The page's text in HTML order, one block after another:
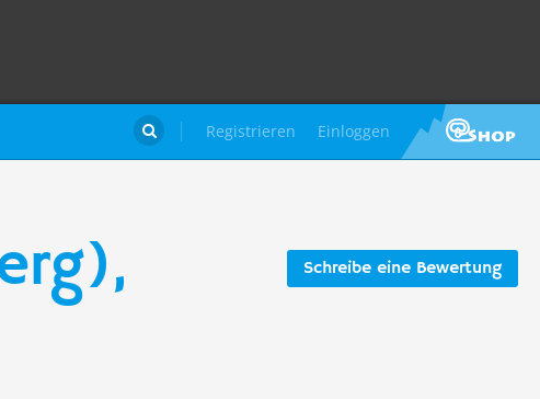
Registrieren Einloggen

Schreibe eine Bewertung